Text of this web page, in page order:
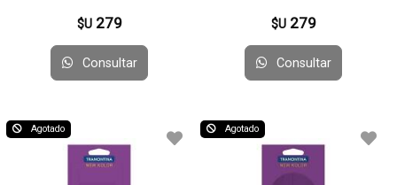
23163/910 X12 UN
$U 279
Consultar
NEGRO 23160/904 X12
UNI
$U 279
Consultar
Agotado Agotado